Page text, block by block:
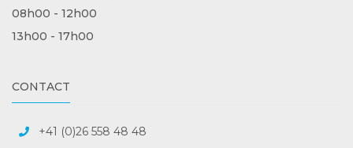
08h00 - 12h00
13h00 - 17h00
CONTACT
+41 (0)26 558 48 48